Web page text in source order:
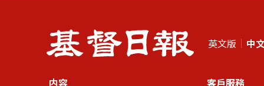
英文版 中
内容 客戶服務